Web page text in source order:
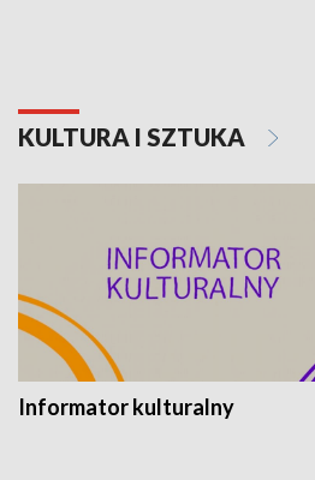
KULTURA I SZTUKA
Informator kulturalny